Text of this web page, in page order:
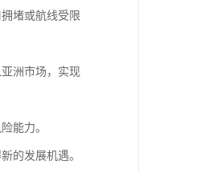
堵或航线受限
洲市场，实现
能力。
的发展机遇。